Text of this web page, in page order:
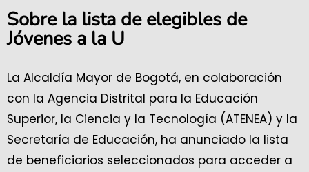
Sobre la lista de elegibles de
Jóvenes a la U
La Alcaldía Mayor de Bogotá, en colaboración
con la Agencia Distrital para la Educación
Superior, la Ciencia y la Tecnología (ATENEA) y la
Secretaría de Educación, ha anunciado la lista
de beneficiarios seleccionados para acceder a